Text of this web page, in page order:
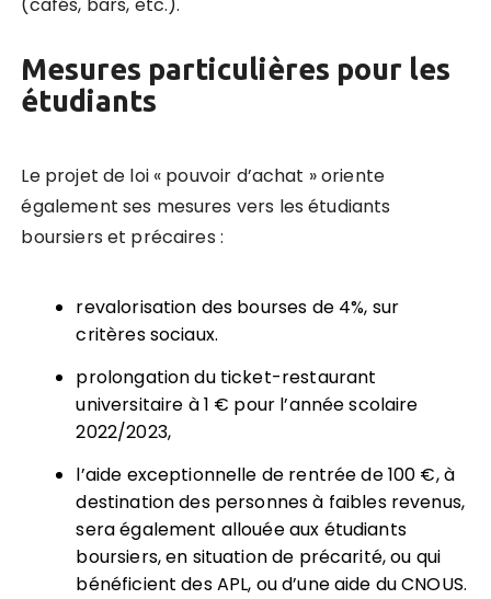
(cafés, bars, etc.).
Mesures particulières pour les
étudiants
Le projet de loi « pouvoir d’achat » oriente
également ses mesures vers les étudiants
boursiers et précaires :
revalorisation des bourses de 4%, sur
critères sociaux.
prolongation du ticket-restaurant
universitaire à 1 € pour l’année scolaire
2022/2023,
l’aide exceptionnelle de rentrée de 100 €, à
destination des personnes à faibles revenus,
sera également allouée aux étudiants
boursiers, en situation de précarité, ou qui
bénéficient des APL, ou d’une aide du CNOUS.